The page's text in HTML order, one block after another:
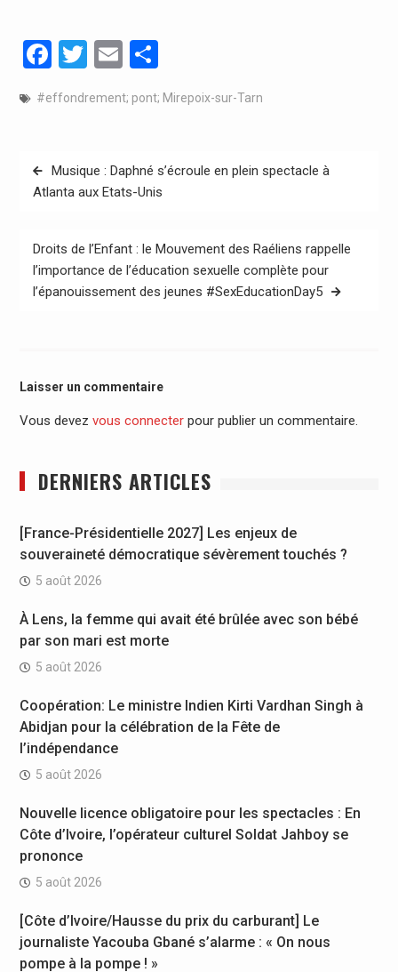
Facebook
Twitter
Email
#effondrement; pont; Mirepoix-sur-Tarn
Navigation
de
Musique : Daphné s’écroule en plein spectacle à
Atlanta aux Etats-Unis
Droits de l’Enfant : le Mouvement des Raéliens rappelle
l’importance de l’éducation sexuelle complète pour
l’épanouissement des jeunes #SexEducationDay5
Laisser un commentaire
Vous devez vous connecterpour publier un commentaire.
DERNIERS ARTICLES
[France-Présidentielle 2027] Les enjeux de
souveraineté démocratique sévèrement touchés ?
5 août 2026
À Lens, la femme qui avait été brûlée avec son bébé
par son mari est morte
5 août 2026
Coopération: Le ministre Indien Kirti Vardhan Singh à
Abidjan pour la célébration de la Fête de
l’indépendance
5 août 2026
Nouvelle licence obligatoire pour les spectacles : En
Côte d’Ivoire, l’opérateur culturel Soldat Jahboy se
prononce
5 août 2026
[Côte d’Ivoire/Hausse du prix du carburant] Le
journaliste Yacouba Gbané s’alarme : « On nous
pompe à la pompe ! »